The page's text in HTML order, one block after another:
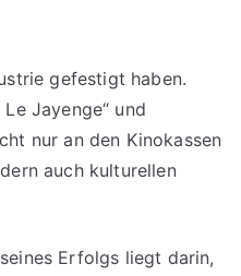
gefestigt haben.
Jayenge“ und
nur an den Kinokassen
auch kulturellen
Erfolgs liegt darin,